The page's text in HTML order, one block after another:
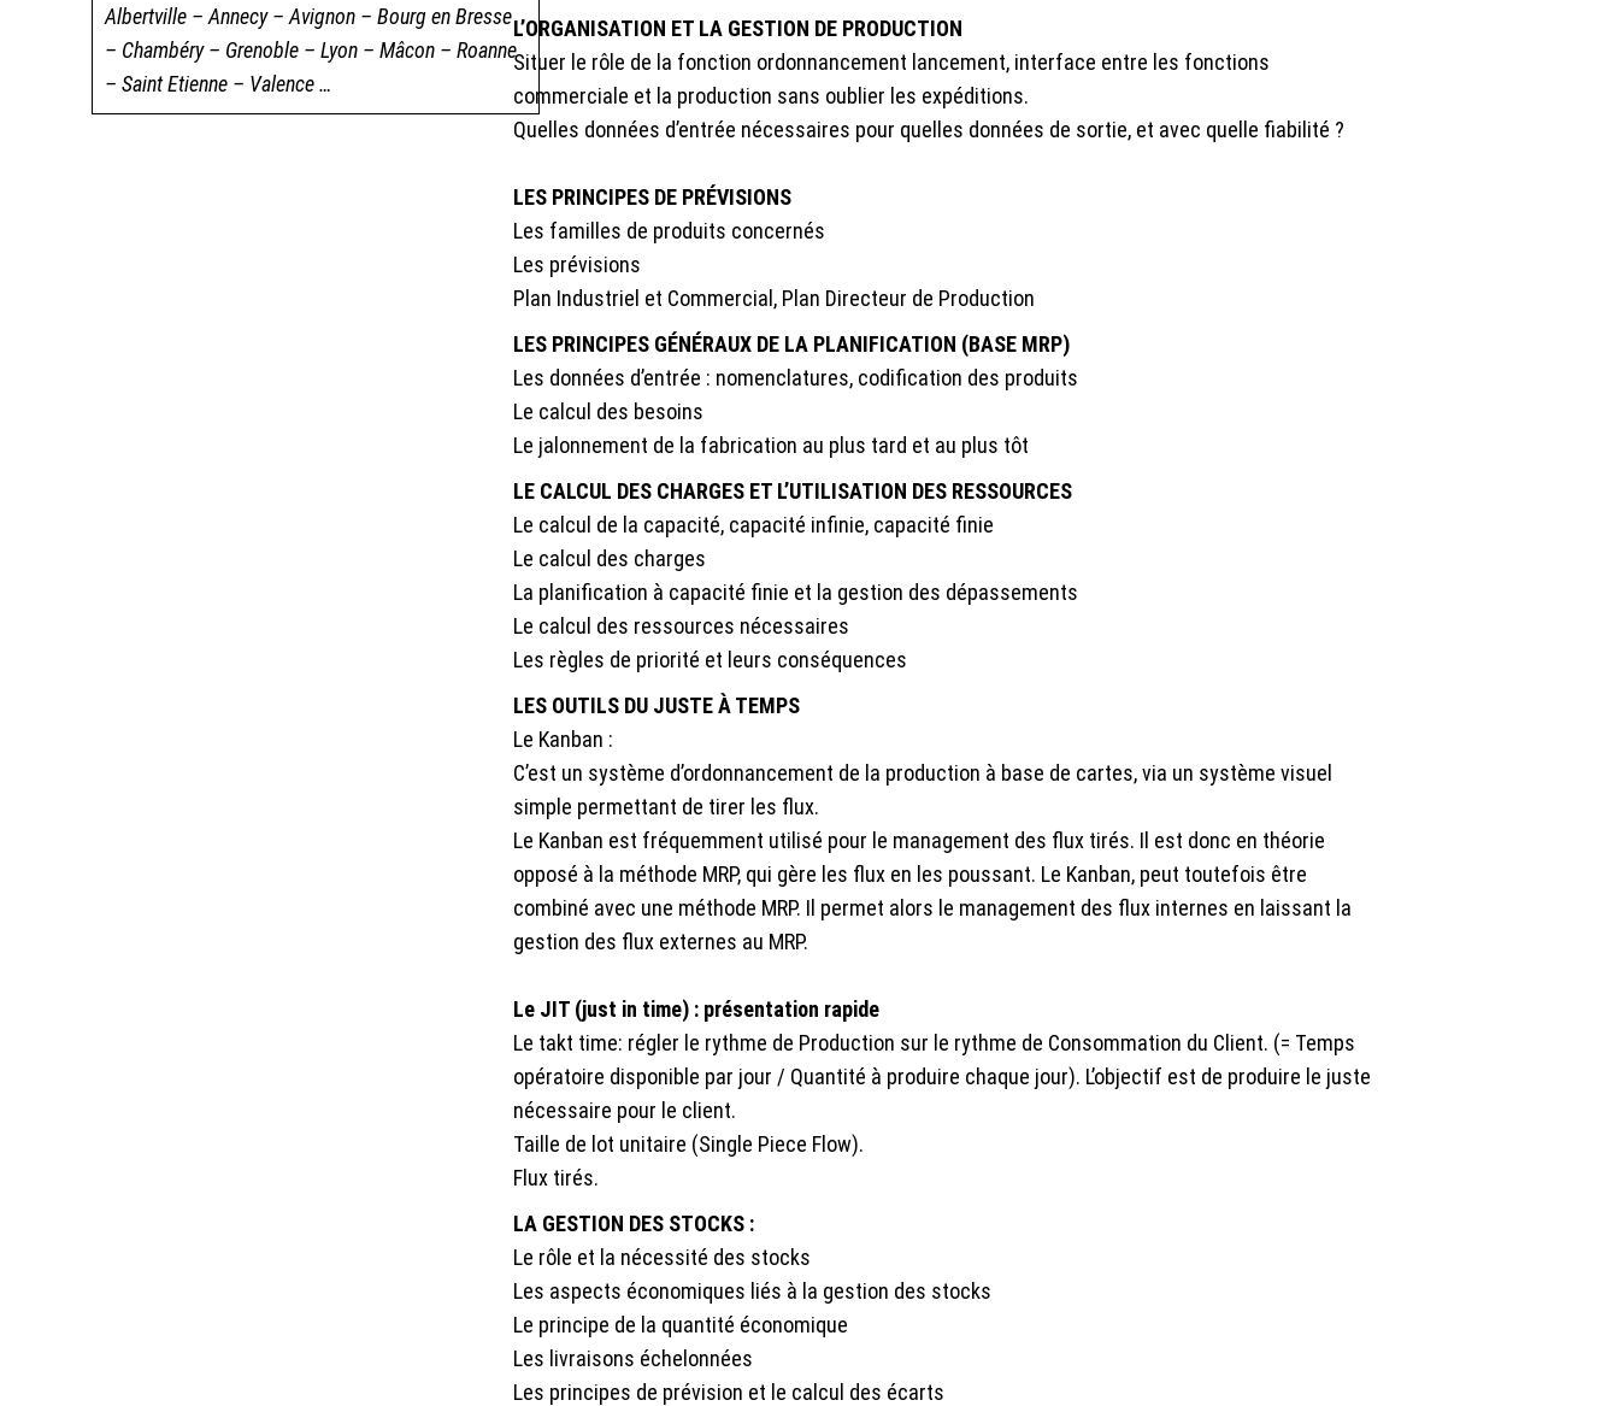
Albertville – Annecy – Avignon – Bourg en Bresse
– Chambéry – Grenoble – Lyon – Mâcon – Roanne
– Saint Etienne – Valence …
L’ORGANISATION ET LA GESTION DE PRODUCTION
Situer le rôle de la fonction ordonnancement lancement, interface entre les fonctions
commerciale et la production sans oublier les expéditions.
Quelles données d’entrée nécessaires pour quelles données de sortie, et avec quelle fiabilité ?
LES PRINCIPES DE PRÉVISIONS
Les familles de produits concernés
Les prévisions
Plan Industriel et Commercial, Plan Directeur de Production
LES PRINCIPES GÉNÉRAUX DE LA PLANIFICATION (BASE MRP)
Les données d’entrée : nomenclatures, codification des produits
Le calcul des besoins
Le jalonnement de la fabrication au plus tard et au plus tôt
LE CALCUL DES CHARGES ET L’UTILISATION DES RESSOURCES
Le calcul de la capacité, capacité infinie, capacité finie
Le calcul des charges
La planification à capacité finie et la gestion des dépassements
Le calcul des ressources nécessaires
Les règles de priorité et leurs conséquences
LES OUTILS DU JUSTE À TEMPS
Le Kanban :
C’est un système d’ordonnancement de la production à base de cartes, via un système visuel
simple permettant de tirer les flux.
Le Kanban est fréquemment utilisé pour le management des flux tirés. Il est donc en théorie
opposé à la méthode MRP, qui gère les flux en les poussant. Le Kanban, peut toutefois être
combiné avec une méthode MRP. Il permet alors le management des flux internes en laissant la
gestion des flux externes au MRP.
Le JIT (just in time) : présentation rapide
Le takt time: régler le rythme de Production sur le rythme de Consommation du Client. (= Temps
opératoire disponible par jour / Quantité à produire chaque jour). L’objectif est de produire le juste
nécessaire pour le client.
Taille de lot unitaire (Single Piece Flow).
Flux tirés.
LA GESTION DES STOCKS :
Le rôle et la nécessité des stocks
Les aspects économiques liés à la gestion des stocks
Le principe de la quantité économique
Les livraisons échelonnées
Les principes de prévision et le calcul des écarts